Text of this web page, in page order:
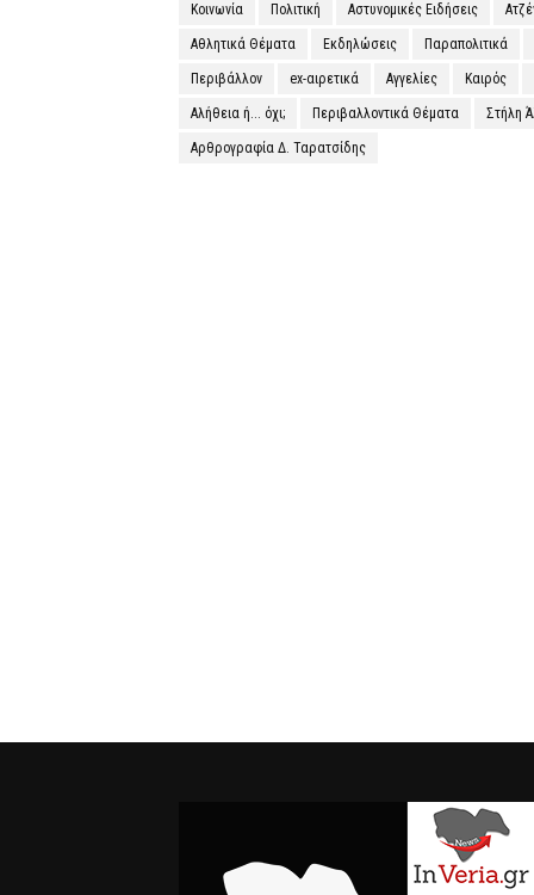
Κοινωνία Πολιτική Αστυνομικές Ειδήσεις
Αθλητικά Θέματα Εκδηλώσεις Παραπολιτικά
Περιβάλλον ex-αιρετικά Αγγελίες Καιρός
Αλήθεια ή... όχι; Περιβαλλοντικά Θέματα Στήλη
Αρθρογραφία Δ. Ταρατσίδης